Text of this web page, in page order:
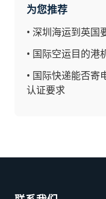
为您推荐
• 深圳海运到英国
• 国际空运目的港
• 国际快递能否寄
认证要求